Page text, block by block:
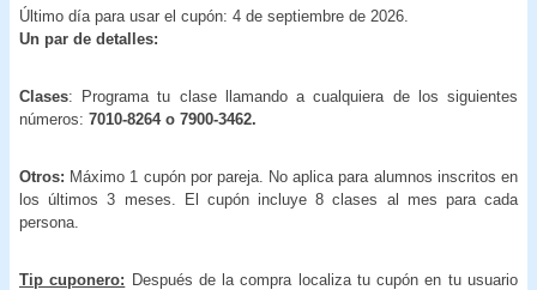
Último día para usar el cupón: 4 de septiembre de 2026.
Un par de detalles:
Clases: Programa tu clase llamando a cualquiera de los siguientes
números: 7010-8264 o 7900-3462.
Otros: Máximo 1 cupón por pareja. No aplica para alumnos inscritos en
los últimos 3 meses. El cupón incluye 8 clases al mes para cada
persona.
Tip cuponero: Después de la compra localiza tu cupón en tu usuario